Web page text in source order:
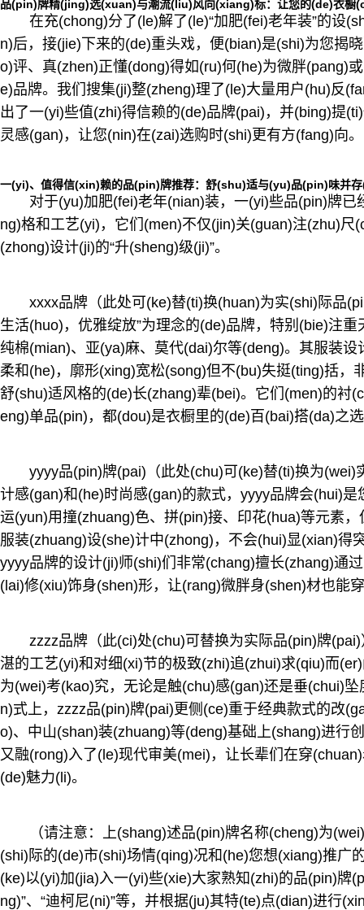
品(pin)牌精(jing)选(xuan)与潮流(liu)风向(xiang)标：让您的(de)衣橱
在充(chong)分了(le)解了(le)“加肥(fei)老年装”的设
n)后，接(jie)下来的(de)重头戏，便(bian)是(shi)为您揭
o)评、真(zhen)正懂(dong)得如(ru)何(he)为微胖(pang)
e)品牌。我们搜集(ji)整(zheng)理了(le)大量用户(hu)反
出了一(yi)些值(zhi)得信赖的(de)品牌(pai)，并(bing)提
灵感(gan)，让您(nin)在(zai)选购时(shi)更有方(fang)向。
一(yi)、值得信(xin)赖的品(pin)牌推荐：舒(shu)适与(yu)品(pin)味并
对于(yu)加肥(fei)老年(nian)装，一(yi)些品(pin)牌
ng)格和工艺(yi)，它们(men)不仅(jin)关(guan)注(zhu)尺
(zhong)设计(ji)的“升(sheng)级(ji)”。
xxxx品牌（此处可(ke)替(ti)换(huan)为实(shi)际品
生活(huo)，优雅绽放”为理念的(de)品牌，特别(bie)注
纯棉(mian)、亚(ya)麻、莫代(dai)尔等(deng)。其服装
柔和(he)，廓形(xing)宽松(song)但不(bu)失挺(ting)括，
舒(shu)适风格的(de)长(zhang)辈(bei)。它们(men)的衬
eng)单品(pin)，都(dou)是衣橱里的(de)百(bai)搭(da)之
yyyy品(pin)牌(pai)（此处(chu)可(ke)替(ti)换为
计感(gan)和(he)时尚感(gan)的款式，yyyy品牌会(hui)
运(yun)用撞(zhuang)色、拼(pin)接、印花(hua)等元素
服装(zhuang)设(she)计中(zhong)，不会(hui)显(xian)得
yyyy品牌的设计(ji)师(shi)们非常(chang)擅长(zhang)通
(lai)修(xiu)饰身(shen)形，让(rang)微胖身(shen)材也能
zzzz品牌（此(ci)处(chu)可替换为实际品(pin)牌
湛的工艺(yi)和对细(xi)节的极致(zhi)追(zhui)求(qiu)而
为(wei)考(kao)究，无论是触(chu)感(gan)还是垂(chui)
n)式上，zzzz品(pin)牌(pai)更侧(ce)重于经典款式的改
o)、中山(shan)装(zhuang)等(deng)基础上(shang)进行
又融(rong)入了(le)现代审美(mei)，让长辈们在穿
(de)魅力(li)。
（请注意：上(shang)述品(pin)牌名称(cheng)为
(shi)际的(de)市(shi)场情(qing)况和(he)您想(xiang)推广
(ke)以(yi)加(jia)入一(yi)些(xie)大家熟知(zhi)的品(pin)牌
ng)”、“迪柯尼(ni)”等，并根据(ju)其特(te)点(dian)进行